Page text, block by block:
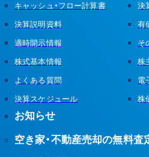
キャッシュ・フロー計算書 決
決算説明資料 有
適時開示情報 そ
株式基本情報 株
よくある質問 電
決算スケジュール 株
お知らせ
空き家・不動産売却の無料査